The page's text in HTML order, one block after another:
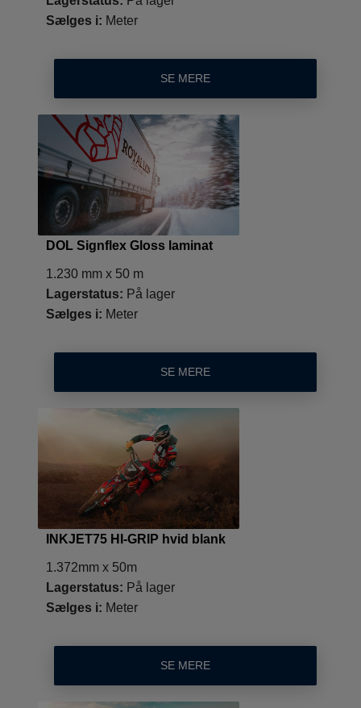
Sælges i: Meter
SE MERE
DOL Signflex Gloss laminat
1.230 mm x 50 m
Lagerstatus: På lager
Sælges i: Meter
SE MERE
INKJET75 HI-GRIP hvid blank
1.372mm x 50m
Lagerstatus: På lager
Sælges i: Meter
SE MERE